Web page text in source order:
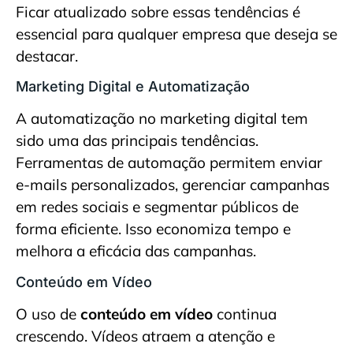
Ficar atualizado sobre essas tendências é
essencial para qualquer empresa que deseja se
destacar.
Marketing Digital e Automatização
A automatização no marketing digital tem
sido uma das principais tendências.
Ferramentas de automação permitem enviar
e-mails personalizados, gerenciar campanhas
em redes sociais e segmentar públicos de
forma eficiente. Isso economiza tempo e
melhora a eficácia das campanhas.
Conteúdo em Vídeo
O uso de conteúdo em vídeo continua
crescendo. Vídeos atraem a atenção e